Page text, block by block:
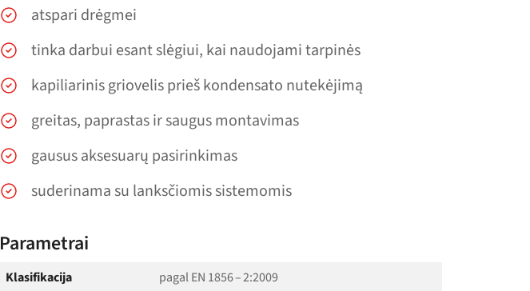
atspari drėgmei
tinka darbui esant slėgiui, kai naudojami tarpinės
kapiliarinis griovelis prieš kondensato nutekėjimą
greitas, paprastas ir saugus montavimas
gausus aksesuarų pasirinkimas
suderinama su lanksčiomis sistemomis
Parametrai
Klasifikacija
pagal EN 1856 – 2:2009